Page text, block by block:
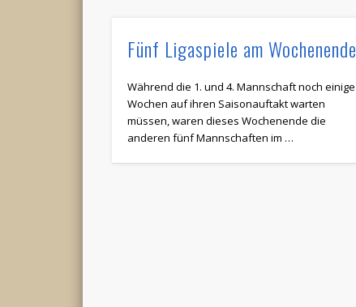
Fünf Ligaspiele am Wochenende
Während die 1. und 4. Mannschaft noch einige
Wochen auf ihren Saisonauftakt warten
müssen, waren dieses Wochenende die
anderen fünf Mannschaften im …